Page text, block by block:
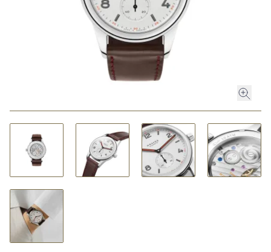
ROLEX CERTIFIED PRE-OWNED
LUXURY DEALS
HOCHZEIT
ACCESSOIRES
ÜBER UNS